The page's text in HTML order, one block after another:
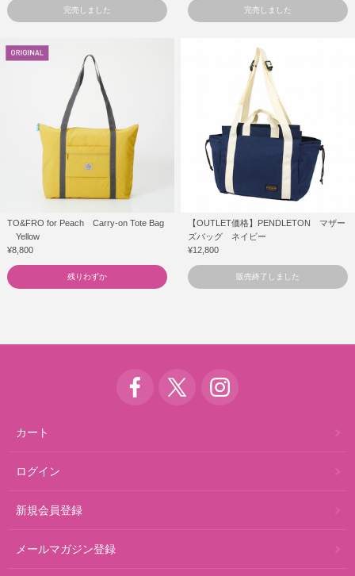
完売しました 完売しました
TO&FRO for Peach Carry-on Tote Bag
Yellow
¥8,800
残りわずか
【OUTLET価格】PENDLETON マザー
ズバッグ ネイビー
¥12,800
販売終了しました
カート
ログイン
新規会員登録
メールマガジン登録